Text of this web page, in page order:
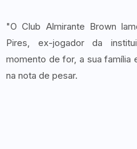
"O Club Almirante Brown
Pires, ex-jogador da
momento de for, a sua
na nota de pesar.